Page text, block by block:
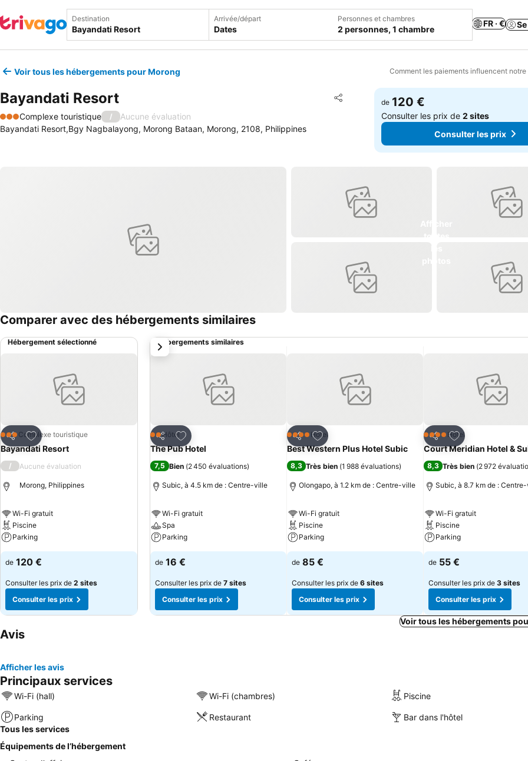
Destination Arrivée/départ
Dates
Personnes et chambres
2 personnes, 1 chambre
FR · €
Voir tous les hébergements pour Morong Comment les paiements influencent
Bayandati Resort Partager
Ajouter à mes favoris
3 Étoiles
Complexe touristique /
Aucune évaluation
Bayandati Resort,Bgy Nagbalayong, Morong Bataan, Morong, 2108, Philippines
de 120 €
Consulter les prix de2 sites
Consulter les prix
Comparer avec des hébergements similaires
Hébergement sélectionné
Partager
Ajouter à mes favoris
3 ÉtoilesComplexe touristique
Bayandati Resort
/ Aucune évaluation
Morong, Philippines
Wi-Fi gratuit
Piscine
Parking
de 120 €
Consulter les prix de 2 sites
Consulter les prix
Hébergements similaires
Partager
Ajouter à mes favoris
2 Étoiles
Hôtel
The Pub Hotel
7,5 Bien (2 450 évaluations)
Subic, à 4.5 km de : Centre-ville
Wi-Fi gratuit
Spa
Parking
de 16 €
Consulter les prix de 7 sites
Consulter les prix
Partager
Ajouter à mes favoris
4 ÉtoilesHôtel
Best Western Plus Hotel Subic
8,3 Très bien (1 988 évaluations)
Olongapo, à 1.2 km de : Centre-ville
Wi-Fi gratuit
Piscine
Parking
de 85 €
Consulter les prix de 6 sites
Consulter les prix
Partager
Ajouter à mes
4 ÉtoilesHôtel
Court Meridian Hotel &
8,3 Très bien (2 972
Subic, à 8.7 km de :
Wi-Fi gratuit
Piscine
Parking
de 55 €
Consulter les prix de 3 sites
Consulter les prix
suivant
Voir tous les hébergements
Avis
Afficher les avis
Principaux services
Wi-Fi (hall) Wi-Fi (chambres) Piscine
Parking Restaurant
Bar dans l'hôtel
Tous les services
Équipements de l’hébergement